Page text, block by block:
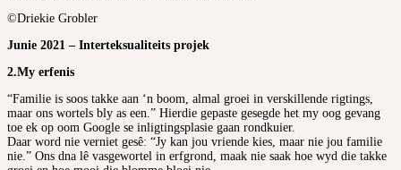
©Driekie Grobler
Junie 2021 – Interteksualiteits projek
2.My erfenis
“Familie is soos takke aan ‘n boom, almal groei in verskillende rigtings,
maar ons wortels bly as een.” Hierdie gepaste gesegde het my oog gevang
toe ek op oom Google se inligtingsplasie gaan rondkuier.
Daar word nie verniet gesê: “Jy kan jou vriende kies, maar nie jou familie
nie.” Ons dna lê vasgewortel in erfgrond, maak nie saak hoe wyd die takke